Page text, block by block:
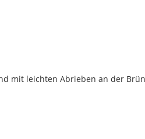
mit leichten Abrieben an der